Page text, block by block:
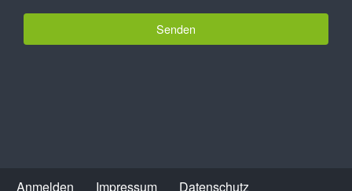
Anmelden Impressum Datenschutz